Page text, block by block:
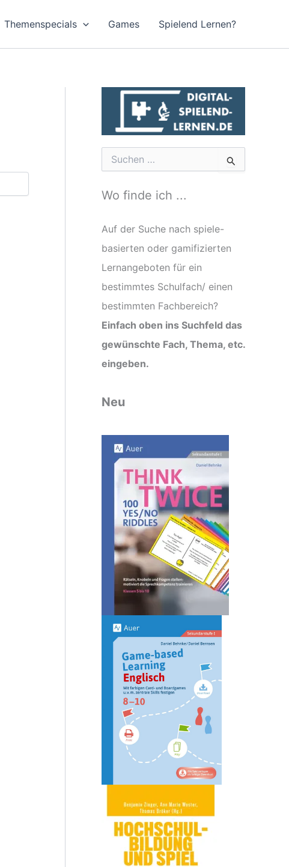
Themenspecials Games Spielend Lernen?
h
e
n
c
:
Wo finde ich ...
Auf der Suche nach spiele-
basierten oder gamifizierten
Lernangeboten für ein
bestimmtes Schulfach/ einen
bestimmten Fachbereich?
Einfach oben ins Suchfeld das
gewünschte Fach, Thema, etc.
eingeben.
Neu